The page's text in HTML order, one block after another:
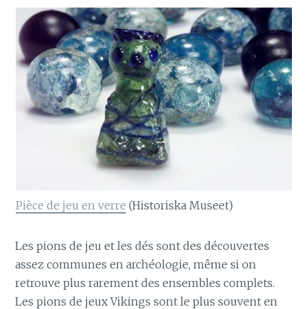
Pièce de jeu en verre (Historiska Museet)
Les pions de jeu et les dés sont des découvertes
assez communes en archéologie, même si on
retrouve plus rarement des ensembles complets.
Les pions de jeux Vikings sont le plus souvent en